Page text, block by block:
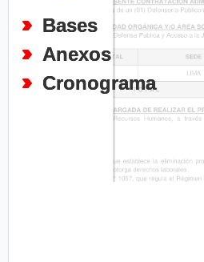
Bases
Anexos
Cronograma